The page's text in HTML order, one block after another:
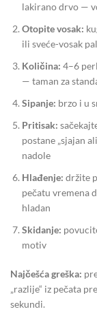
lakirano drvo —
Otopite vosak:
ili sveće-vosak
Količina: 4–6
— taman za
Sipanje: brzo i u
Pritisak:
postane „sjajan
nadole
Hlađenje: držite
pečatu vremena
hladan
Skidanje:
motiv
Najčešća greška:
„razlije“ iz pečata
sekundi.